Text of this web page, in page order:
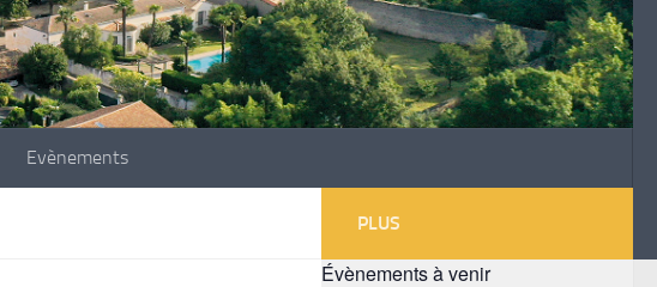
Evènements
PLUS
Évènements à venir